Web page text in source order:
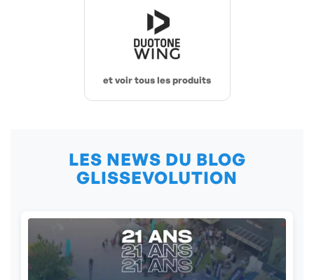
et voir tous les produits
LES NEWS DU BLOG
GLISSEVOLUTION